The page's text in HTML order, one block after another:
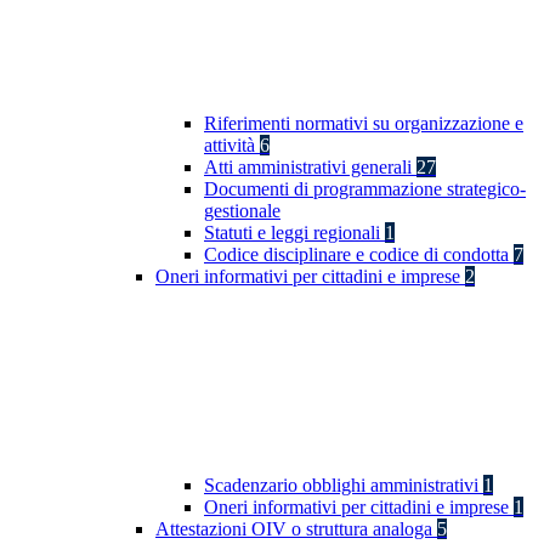
Riferimenti normativi su organizzazione e
attività 6
Atti amministrativi generali 27
Documenti di programmazione strategico-
gestionale
Statuti e leggi regionali 1
Codice disciplinare e codice di condotta 7
Oneri informativi per cittadini e imprese 2
Scadenzario obblighi amministrativi 1
Oneri informativi per cittadini e imprese 1
Attestazioni OIV o struttura analoga 5